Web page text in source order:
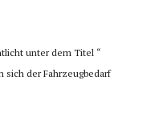
unter dem Titel “
sich der Fahrzeugbedarf